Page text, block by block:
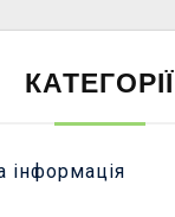
КАТЕГОРІЇ
інформація